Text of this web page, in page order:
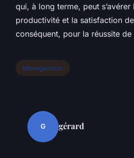
qui, à long terme, peut
productivité et la satisfaction
conséquent, pour la réussite de
Management
G gérard